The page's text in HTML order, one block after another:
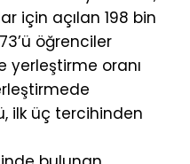
için açılan 198 bin
öğrenciler
yerleştirme oranı
ilk üç tercihinden